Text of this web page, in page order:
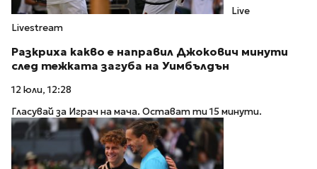
Live
Livestream
Разкриха какво е направил Джокович минути
след тежката загуба на Уимбълдън
12 юли, 12:28
Гласувай за Играч на мача. Остават ти 15 минути.